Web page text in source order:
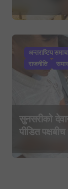
यात्राको
अन्तराष्टिय
राजनीति
सुनसरीको
पीडित